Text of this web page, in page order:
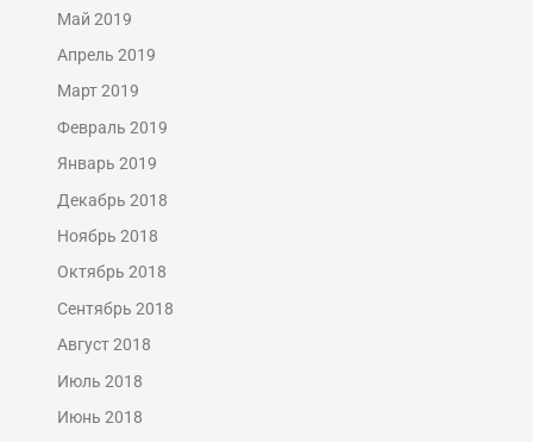
Май 2019
Апрель 2019
Март 2019
Февраль 2019
Январь 2019
Декабрь 2018
Ноябрь 2018
Октябрь 2018
Сентябрь 2018
Август 2018
Июль 2018
Июнь 2018